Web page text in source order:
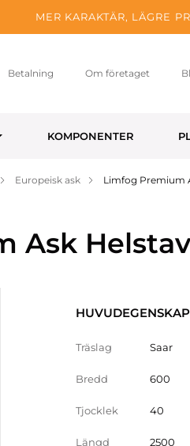
MER KARAKTÄR, LÄGRE
Betalning Om företaget
KOMPONENTER
Europeisk ask Limfog Premium
Ask
Träslag Saar
Bredd 600
Tjocklek 40
Längd 2500